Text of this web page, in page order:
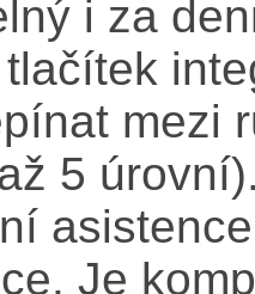
i za
mezi
5
Je